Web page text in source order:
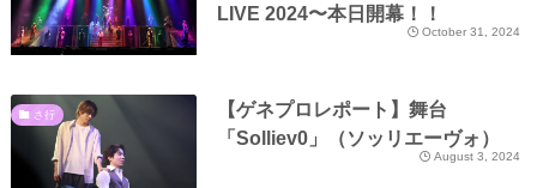
LIVE 2024〜本日開幕！！
October 31, 2024
さ行
【ゲネプロレポート】舞台
「Solliev0」（ソッリエーヴォ）
August 3, 2024